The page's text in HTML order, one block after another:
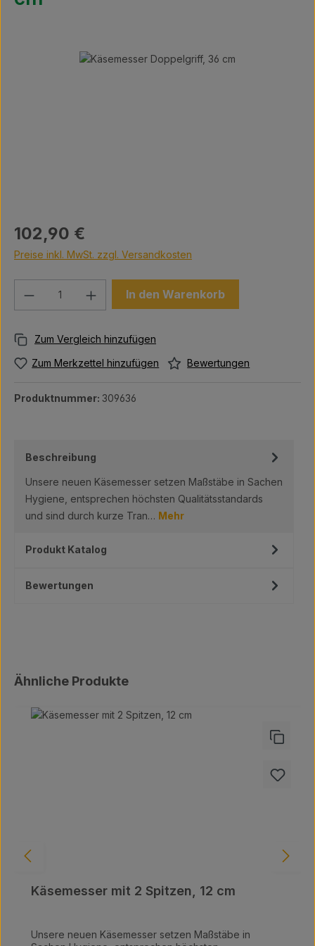
Bildergalerie überspringen
Regulärer Preis:
102,90 €
Preise inkl. MwSt. zzgl. Versandkosten
Produkt Anzahl: Gib den
In den Warenkorb
Zum Merkzettel hinzufügen Bewertungen
Produktnummer: 309636
Beschreibung
Unsere neuen Käsemesser setzen Maßstäbe in Sachen
Hygiene, entsprechen höchsten Qualitätsstandards
und sind durch kurze Tran… Mehr
Produkt Katalog
Bewertungen
Produktgalerie überspringen
Ähnliche Produkte
Käsemesser mit 2 Spitzen, 12 cm
Unsere neuen Käsemesser setzen Maßstäbe in